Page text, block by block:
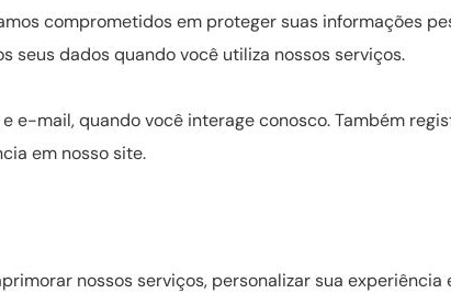
comprometidos em proteger suas informações
seus dados quando você utiliza nossos serviços.
e-mail, quando você interage conosco. Também
em nosso site.
nossos serviços, personalizar sua